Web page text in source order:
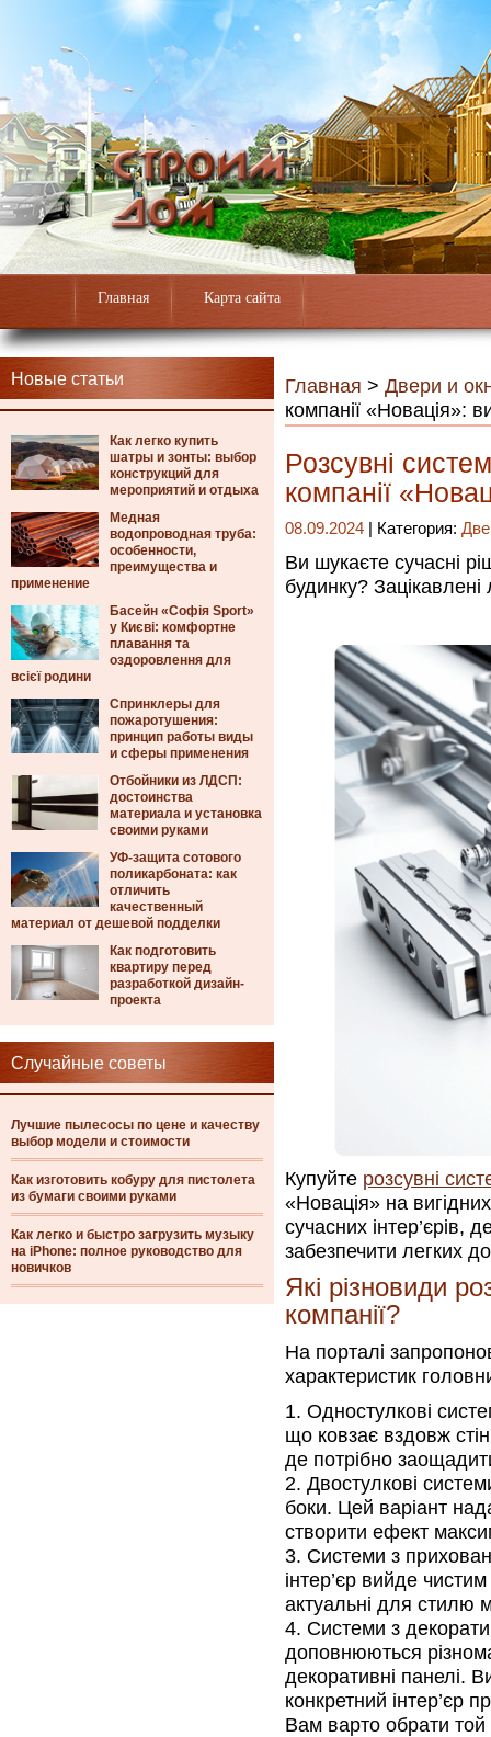
Главная Карта сайта
Новые статьи
Как легко купить
шатры и зонты: выбор
конструкций для
мероприятий и отдыха
Медная
водопроводная труба:
особенности,
преимущества и
применение
Басейн «Софія Sport»
у Києві: комфортне
плавання та
оздоровлення для
всієї родини
Спринклеры для
пожаротушения:
принцип работы виды
и сферы применения
Отбойники из ЛДСП:
достоинства
материала и установка
своими руками
УФ-защита сотового
поликарбоната: как
отличить
качественный
материал от дешевой подделки
Как подготовить
квартиру перед
разработкой дизайн-
проекта
Случайные советы
Лучшие пылесосы по цене и качеству
выбор модели и стоимости
Как изготовить кобуру для пистолета
из бумаги своими руками
Как легко и быстро загрузить музыку
на iPhone: полное руководство для
новичков
Главная > Двери и
компанії «Новація»:
Розсувні
компанії
08.09.2024 | Категория:
Ви шукаєте сучасні
будинку?
Купуйте розсувні
«Новація» на
сучасних інтер’єрів,
забезпечити легких
Які різновиди
компанії?
На порталі
характеристик
Одностулкові
що ковзає вздовж
де потрібно
Двостулкові
боки. Цей варіант
створити ефект
Системи з
інтер’єр вийде
актуальні для стилю
Системи з
доповнюються
декоративні панелі.
конкретний інтер’єр
Вам варто обрати той